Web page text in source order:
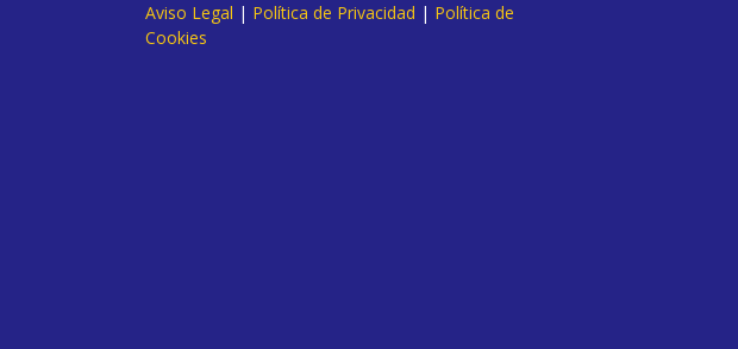
Aviso Legal | Política de Privacidad | Política de
Cookies